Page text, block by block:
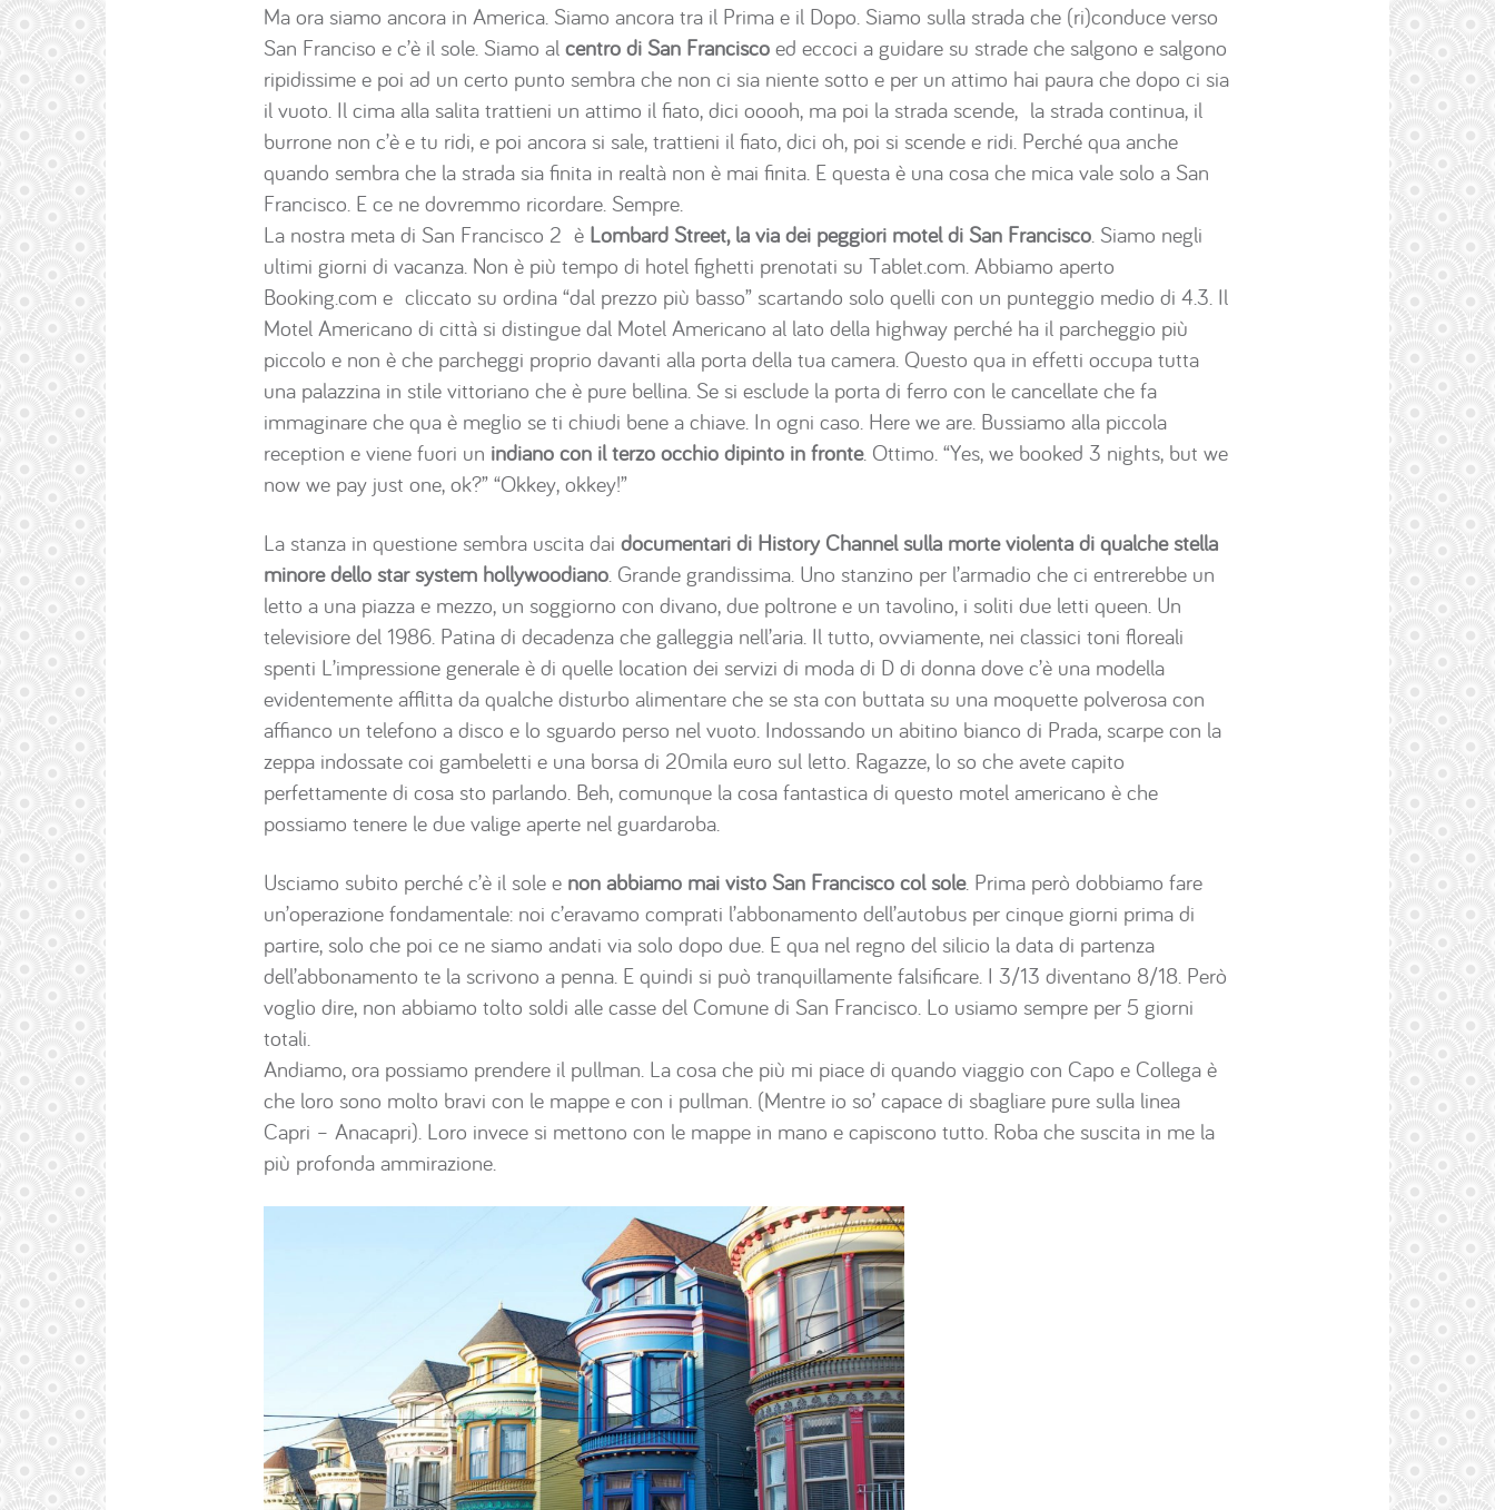
Ma ora siamo ancora in America. Siamo ancora tra il Prima e il Dopo. Siamo sulla strada che (ri)conduce verso
San Franciso e c’è il sole. Siamo al centro di San Francisco ed eccoci a guidare su strade che salgono e salgono
ripidissime e poi ad un certo punto sembra che non ci sia niente sotto e per un attimo hai paura che dopo ci sia
il vuoto. Il cima alla salita trattieni un attimo il fiato, dici ooooh, ma poi la strada scende, la strada continua, il
burrone non c’è e tu ridi, e poi ancora si sale, trattieni il fiato, dici oh, poi si scende e ridi. Perché qua anche
quando sembra che la strada sia finita in realtà non è mai finita. E questa è una cosa che mica vale solo a San
Francisco. E ce ne dovremmo ricordare. Sempre.
La nostra meta di San Francisco 2 è Lombard Street, la via dei peggiori motel di San Francisco. Siamo negli
ultimi giorni di vacanza. Non è più tempo di hotel fighetti prenotati su Tablet.com. Abbiamo aperto
Booking.com e cliccato su ordina “dal prezzo più basso” scartando solo quelli con un punteggio medio di 4.3. Il
Motel Americano di città si distingue dal Motel Americano al lato della highway perché ha il parcheggio più
piccolo e non è che parcheggi proprio davanti alla porta della tua camera. Questo qua in effetti occupa tutta
una palazzina in stile vittoriano che è pure bellina. Se si esclude la porta di ferro con le cancellate che fa
immaginare che qua è meglio se ti chiudi bene a chiave. In ogni caso. Here we are. Bussiamo alla piccola
reception e viene fuori un indiano con il terzo occhio dipinto in fronte. Ottimo. “Yes, we booked 3 nights, but we
now we pay just one, ok?” “Okkey, okkey!”
La stanza in questione sembra uscita dai documentari di History Channel sulla morte violenta di qualche stella
minore dello star system hollywoodiano. Grande grandissima. Uno stanzino per l’armadio che ci entrerebbe un
letto a una piazza e mezzo, un soggiorno con divano, due poltrone e un tavolino, i soliti due letti queen. Un
televisiore del 1986. Patina di decadenza che galleggia nell’aria. Il tutto, ovviamente, nei classici toni floreali
spenti L’impressione generale è di quelle location dei servizi di moda di D di donna dove c’è una modella
evidentemente afflitta da qualche disturbo alimentare che se sta con buttata su una moquette polverosa con
affianco un telefono a disco e lo sguardo perso nel vuoto. Indossando un abitino bianco di Prada, scarpe con la
zeppa indossate coi gambeletti e una borsa di 20mila euro sul letto. Ragazze, lo so che avete capito
perfettamente di cosa sto parlando. Beh, comunque la cosa fantastica di questo motel americano è che
possiamo tenere le due valige aperte nel guardaroba.
Usciamo subito perché c’è il sole e non abbiamo mai visto San Francisco col sole. Prima però dobbiamo fare
un’operazione fondamentale: noi c’eravamo comprati l’abbonamento dell’autobus per cinque giorni prima di
partire, solo che poi ce ne siamo andati via solo dopo due. E qua nel regno del silicio la data di partenza
dell’abbonamento te la scrivono a penna. E quindi si può tranquillamente falsificare. I 3/13 diventano 8/18. Però
voglio dire, non abbiamo tolto soldi alle casse del Comune di San Francisco. Lo usiamo sempre per 5 giorni
totali.
Andiamo, ora possiamo prendere il pullman. La cosa che più mi piace di quando viaggio con Capo e Collega è
che loro sono molto bravi con le mappe e con i pullman. (Mentre io so’ capace di sbagliare pure sulla linea
Capri – Anacapri). Loro invece si mettono con le mappe in mano e capiscono tutto. Roba che suscita in me la
più profonda ammirazione.